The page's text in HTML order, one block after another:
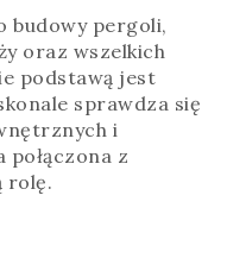
budowy pergoli,
oraz wszelkich
podstawą jest
sprawdza się
i
z
rolę.